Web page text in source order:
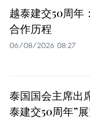
越泰建交50周年
合作历程
06/08/2026 08:27
泰国国会主席出
泰建交50周年”